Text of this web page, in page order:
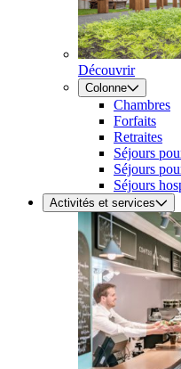
Découvrir
Colonne
Chambres
Forfaits
Retraites
Séjours
Séjours
Séjours
Activités et services